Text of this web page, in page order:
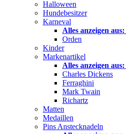
Halloween
Hundebesitzer
Karneval
Alles anzeigen aus:
Orden
Kinder
Markenartikel
Alles anzeigen aus:
Charles Dickens
Ferraghini
Mark Twain
Richartz
Matten
Medaillen
Pins Anstecknadeln